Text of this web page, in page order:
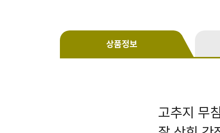
상품정보
고추지 무